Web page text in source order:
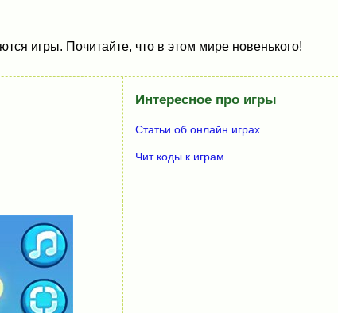
игры. Почитайте, что в этом мире новенького!
Интересное про игры
Статьи об онлайн играх.
Чит коды к играм